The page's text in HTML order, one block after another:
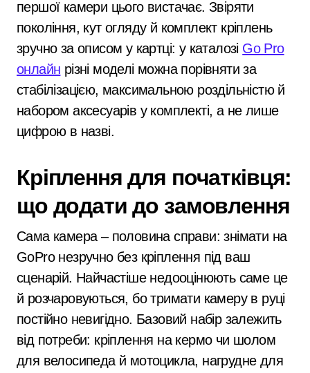
першої камери цього вистачає. Звіряти
покоління, кут огляду й комплект кріплень
зручно за описом у картці: у каталозі Go Pro
онлайн різні моделі можна порівняти за
стабілізацією, максимальною роздільністю й
набором аксесуарів у комплекті, а не лише
цифрою в назві.
Кріплення для початківця:
що додати до замовлення
Сама камера – половина справи: знімати на
GoPro незручно без кріплення під ваш
сценарій. Найчастіше недооцінюють саме це
й розчаровуються, бо тримати камеру в руці
постійно невигідно. Базовий набір залежить
від потреби: кріплення на кермо чи шолом
для велосипеда й мотоцикла, нагрудне для